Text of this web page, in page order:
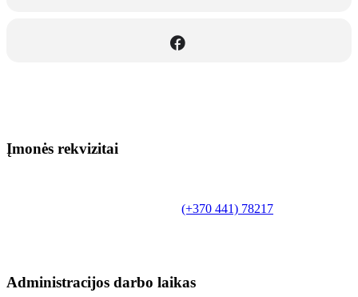
Įmonės rekvizitai
(+370 441) 78217
Administracijos darbo laikas